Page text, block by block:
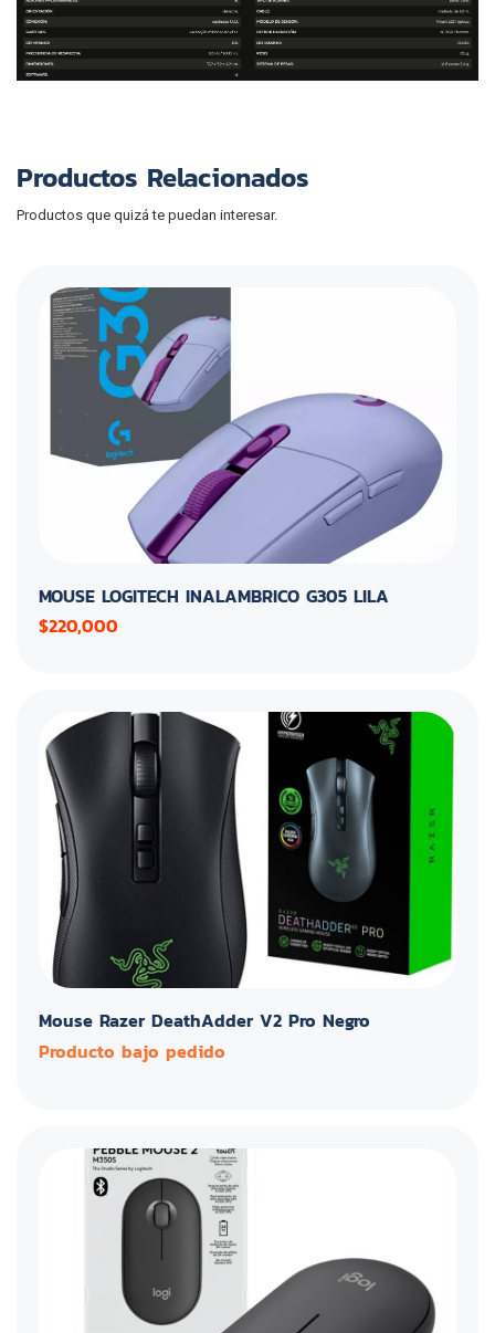
Productos Relacionados
Productos que quizá te puedan interesar.
MOUSE LOGITECH INALAMBRICO G305 LILA
$220,000
Mouse Razer DeathAdder V2 Pro Negro
Producto bajo pedido